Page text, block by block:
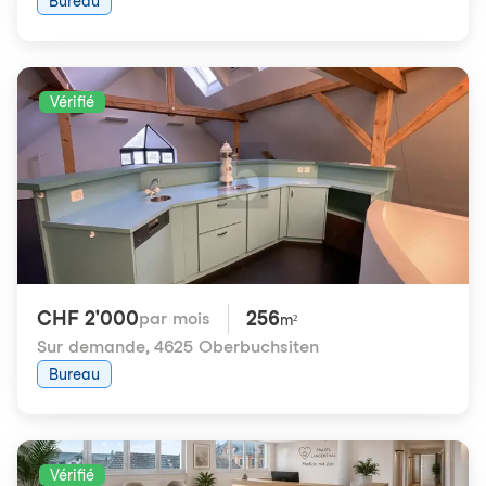
Vérifié
CHF 2'000par mois 256m²
Sur demande, 4625 Oberbuchsiten
Bureau
Vérifié